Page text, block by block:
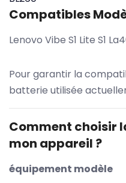
Compatibles
Lenovo Vibe S1 Lite S1
Pour garantir la
batterie utilisée
Comment choisir
mon appareil ?
équipement modèle